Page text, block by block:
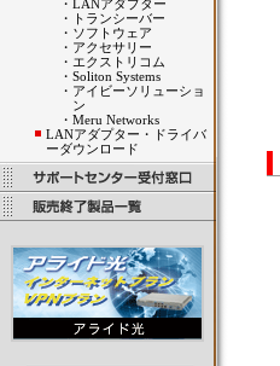
・ LANアダプター
・
トランシーバー
・ ソフトウェア
・ アクセサリー
・ エクストリコム
・ Soliton Systems
・ アイビーソリューショ
ン
・ Meru Networks
LANアダプター・ドライバ
ーダウンロード